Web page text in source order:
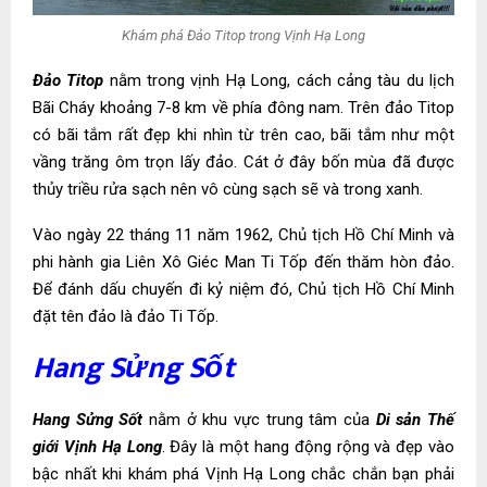
Khám phá Đảo Titop trong Vịnh Hạ Long
Đảo Titop nằm trong vịnh Hạ Long, cách cảng tàu du lịch
Bãi Cháy khoảng 7-8 km về phía đông nam. Trên đảo Titop
có bãi tắm rất đẹp khi nhìn từ trên cao, bãi tắm như một
vầng trăng ôm trọn lấy đảo. Cát ở đây bốn mùa đã được
thủy triều rửa sạch nên vô cùng sạch sẽ và trong xanh.
Vào ngày 22 tháng 11 năm 1962, Chủ tịch Hồ Chí Minh và
phi hành gia Liên Xô Giéc Man Ti Tốp đến thăm hòn đảo.
Để đánh dấu chuyến đi kỷ niệm đó, Chủ tịch Hồ Chí Minh
đặt tên đảo là đảo Ti Tốp.
Hang Sửng Sốt
Hang Sửng Sốt nằm ở khu vực trung tâm của Di sản Thế
giới Vịnh Hạ Long. Đây là một hang động rộng và đẹp vào
bậc nhất khi khám phá Vịnh Hạ Long chắc chắn bạn phải